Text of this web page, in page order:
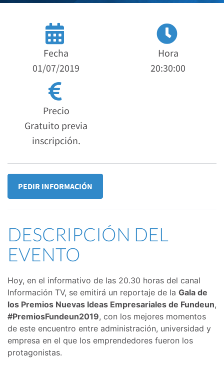
Fecha
01/07/2019
Hora
20:30:00
Precio
Gratuito previa
inscripción.
PEDIR INFORMACIÓN
DESCRIPCIÓN DEL
EVENTO
Hoy, en el informativo de las 20.30 horas del canal
Información TV, se emitirá un reportaje de la Gala de
los Premios Nuevas Ideas Empresariales de Fundeun,
#PremiosFundeun2019, con los mejores momentos
de este encuentro entre administración, universidad y
empresa en el que los emprendedores fueron los
protagonistas.